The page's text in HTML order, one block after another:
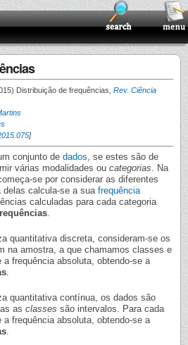
Distribuição de frequências, Rev. Ciência
]
conjunto de dados, se estes são de
várias modalidades ou categorias. Na
se por considerar as diferentes
delas calcula-se a sua frequência
calculadas para cada categoria
.
quantitativa discreta, consideram-se os
na amostra, a que chamamos classes e
frequência absoluta, obtendo-se a
.
quantitativa contínua, os dados são
as classes são intervalos. Para cada
frequência absoluta, obtendo-se a
.